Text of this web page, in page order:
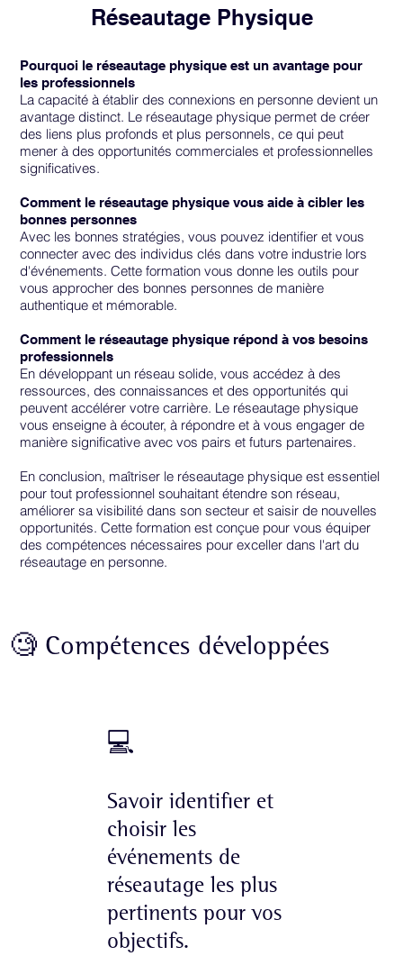
🧐 Compétences développées
💻
Savoir identifier et
choisir les
événements de
réseautage les plus
pertinents pour vos
objectifs.
Réseautage Physique
Pourquoi le réseautage physique est un avantage pour
les professionnels
La capacité à établir des connexions en personne devient un
avantage distinct. Le réseautage physique permet de créer
des liens plus profonds et plus personnels, ce qui peut
mener à des opportunités commerciales et professionnelles
significatives.
Comment le réseautage physique vous aide à cibler les
bonnes personnes
Avec les bonnes stratégies, vous pouvez identifier et vous
connecter avec des individus clés dans votre industrie lors
d'événements. Cette formation vous donne les outils pour
vous approcher des bonnes personnes de manière
authentique et mémorable.
Comment le réseautage physique répond à vos besoins
professionnels
En développant un réseau solide, vous accédez à des
ressources, des connaissances et des opportunités qui
peuvent accélérer votre carrière. Le réseautage physique
vous enseigne à écouter, à répondre et à vous engager de
manière significative avec vos pairs et futurs partenaires.
En conclusion, maîtriser le réseautage physique est essentiel
pour tout professionnel souhaitant étendre son réseau,
améliorer sa visibilité dans son secteur et saisir de nouvelles
opportunités. Cette formation est conçue pour vous équiper
des compétences nécessaires pour exceller dans l'art du
réseautage en personne.